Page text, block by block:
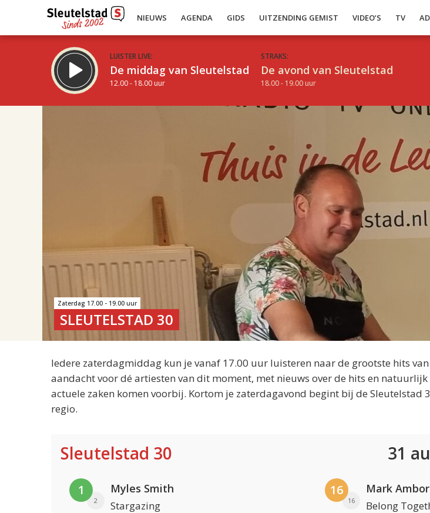
NIEUWS AGENDA GIDS UITZENDING GEMIST VIDEO’S TV
LUISTER LIVE:
De middag van Sleutelstad
12.00 - 18.00 uur
STRAKS:
De avond van Sleutelstad
18.00 - 19.00 uur
Zaterdag 17.00 - 19.00 uur
SLEUTELSTAD 30
Iedere zaterdagmiddag kun je vanaf 17.00 uur luisteren naar de grootste hits
aandacht voor dé artiesten van dit moment, met nieuws over de hits en natuurlijk
actuele zaken komen voorbij. Kortom je zaterdagavond begint bij de Sleutelstad
regio.
Sleutelstad 30 31
1
2
Myles Smith
Stargazing
16
16
Mark Ambor
Belong